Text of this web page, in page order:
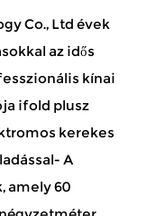
Co., Ltd évek
az idős
kínai
ifold plusz
kerekes
- A
amely 60